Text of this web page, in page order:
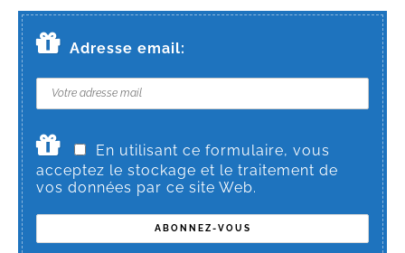
Adresse email:
En utilisant ce formulaire, vous
acceptez le stockage et le traitement de
vos données par ce site Web.